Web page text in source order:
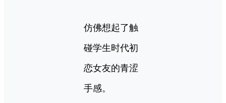
仿佛想起了触
碰学生时代初
恋女友的青涩
手感。